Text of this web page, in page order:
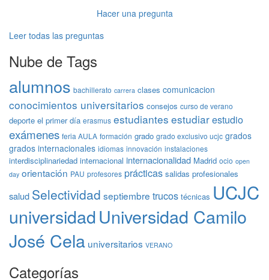
Hacer una pregunta
Leer todas las preguntas
Nube de Tags
alumnos bachillerato carrera clases comunicacion
conocimientos universitarios consejos curso de verano
deporte el primer día erasmus estudiantes estudiarestudio
exámenes feria AULA formación grado grado exclusivo ucjc grados
grados internacionales idiomas innovación instalaciones
interdisciplinariedad internacional internacionalidad Madrid ocio open
day orientación PAU profesores prácticas salidas profesionales
salud Selectividad septiembre trucos técnicas UCJC
universidadUniversidad Camilo
José Cela universitarios VERANO
Categorías